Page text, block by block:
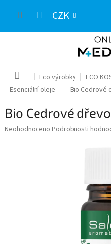
CZK
Domů Eco výrobky ECO
Esenciální oleje
Bio Cedrové
Bio Cedrové
Průměrné
Neohodnoceno Podrobnosti